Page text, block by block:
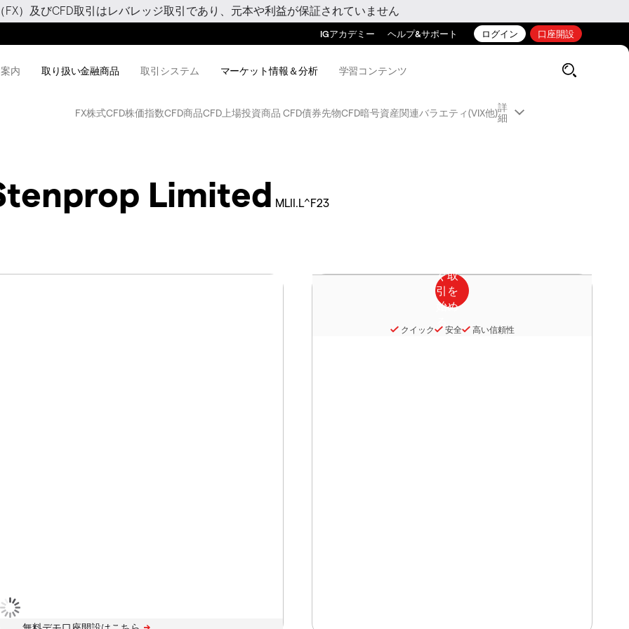
FX）及びCFD取引はレバレッジ取引であり、元本や利益が保証されていません
IGアカデミー ヘルプ&サポート ログイン 口座開設
内 取り扱い金融商品 取引システム マーケット情報＆分析 学習コンテンツ
FX株式CFD株価指数CFD商品CFD 上場投資商品 CFD債券先物CFD暗号資産関連バラエティ(VIX他)詳
細
Limited MLII.L^F23
クイック 安全 高い信頼性